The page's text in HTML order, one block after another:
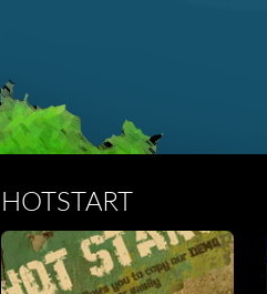
HOTSTART